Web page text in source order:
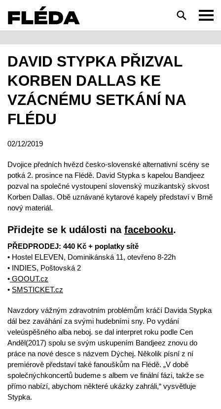
HLEDAT
DAVID STYPKA PŘIZVAL
KORBEN DALLAS KE
VZÁCNÉMU SETKÁNÍ NA
FLÉDU
02/12/2019
Dvojice předních hvězd česko-slovenské alternativní scény se
potká 2. prosince na Flédě. David Stypka s kapelou Bandjeez
pozval na společné vystoupení slovenský muzikantský skvost
Korben Dallas. Obě uznávané kytarové kapely představí v Brně
nový materiál.
Přidejte se k události na facebooku.
PŘEDPRODEJ: 440 Kč + poplatky sítě
• Hostel ELEVEN, Dominikánská 11, otevřeno 8-22h
• INDIES, Poštovská 2
• GOOUT.cz
• SMSTICKET.cz
Navzdory vážným zdravotním problémům kráčí Davida Stypka
dál bez zaváhání za svými hudebními sny. Po vydání
veleúspěšného alba neboj. se dal interpret roku podle Cen
Anděl(2017) spolu se svým uskupením Bandjeez znovu do
práce na nové desce s názvem Dýchej. Několik písní z ní
premiérově představí také fanouškům na Flédě. „V době
společnýchkoncertů budeme s albem ve finální fázi, takže se
přímo nabízí, abychom některé ukázky zahráli,“ vysvětluje
Stypka.